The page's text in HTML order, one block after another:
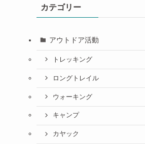
カテゴリー
アウトドア活動
トレッキング
ロングトレイル
ウォーキング
キャンプ
カヤック